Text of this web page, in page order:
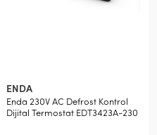
ENDA
Enda 230V AC Defrost Kontrol
Dijital Termostat EDT3423A-230